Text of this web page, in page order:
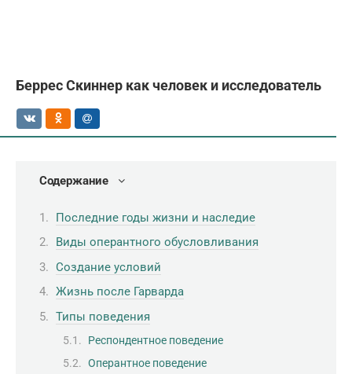
Беррес Скиннер как человек и исследователь
Содержание
Последние годы жизни и наследие
Виды оперантного обусловливания
Создание условий
Жизнь после Гарварда
Типы поведения
Респондентное поведение
Оперантное поведение